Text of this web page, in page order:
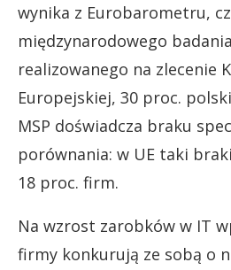
wynika z Eurobarometru,
międzynarodowego
realizowanego na zlecenie
Europejskiej, 30 proc.
MSP doświadcza braku
porównania: w UE taki
18 proc. firm.
Na wzrost zarobków w IT
firmy konkurują ze sobą o